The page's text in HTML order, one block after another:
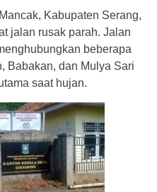
Kabupaten Serang,
jalan rusak parah. Jalan
beberapa
Babakan, dan Mulya Sari
saat hujan.